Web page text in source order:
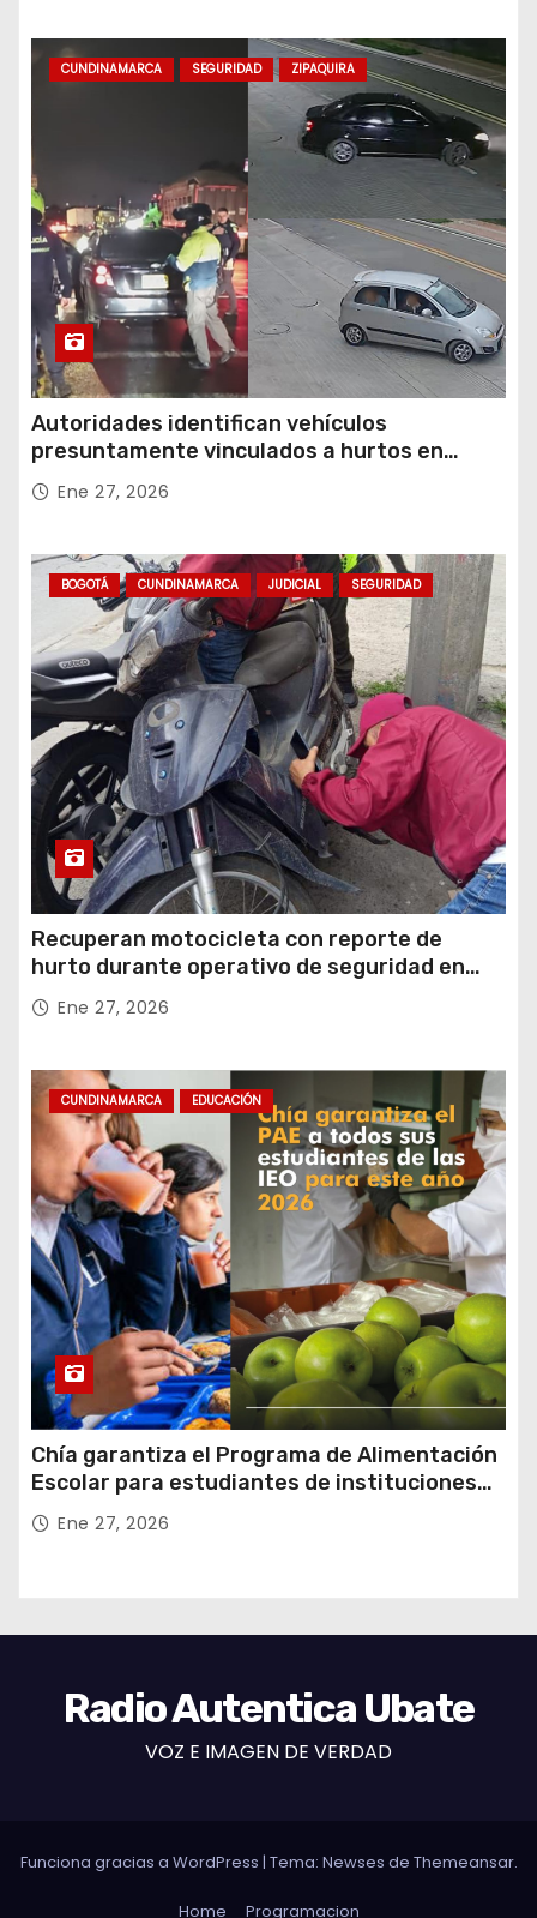
CUNDINAMARCA SEGURIDAD ZIPAQUIRA
Autoridades identifican vehículos
presuntamente vinculados a hurtos en
conjuntos residenciales de Zipaquirá
Ene 27, 2026
BOGOTÁ CUNDINAMARCA JUDICIAL SEGURIDAD
Recuperan motocicleta con reporte de
hurto durante operativo de seguridad en
Rafael Uribe Uribe
Ene 27, 2026
CUNDINAMARCA EDUCACIÓN
Chía garantiza el Programa de Alimentación
Escolar para estudiantes de instituciones
oficiales
Ene 27, 2026
Radio Autentica Ubate
VOZ E IMAGEN DE VERDAD
Funciona gracias a WordPress | Tema: Newses de Themeansar.
Home Programacion